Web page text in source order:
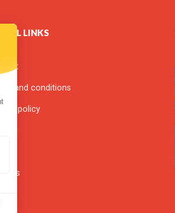
LINKS
and conditions
policy